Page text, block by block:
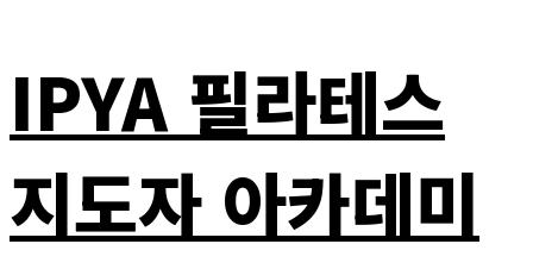
IPYA 필라테스
지도자 아카데미